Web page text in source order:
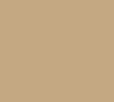
nutrition